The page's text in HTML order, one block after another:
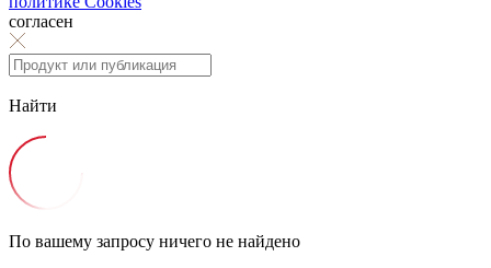
согласен
Найти
По вашему запросу ничего не найдено